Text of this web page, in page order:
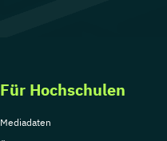
Für Hochschulen
Mediadaten